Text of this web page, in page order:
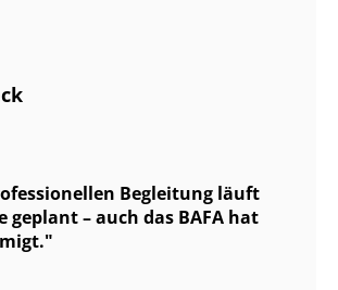
Begleitung läuft
geplant – auch das BAFA hat